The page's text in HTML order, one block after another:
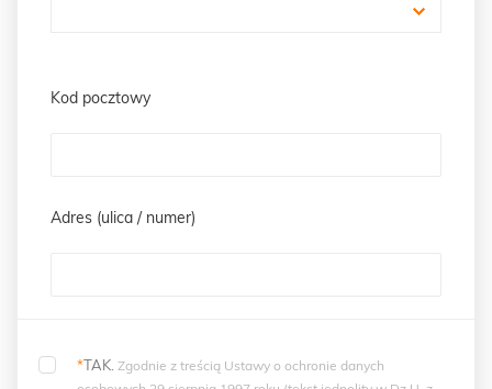
Kod pocztowy
Adres (ulica / numer)
*TAK. Zgodnie z treścią Ustawy o ochronie danych